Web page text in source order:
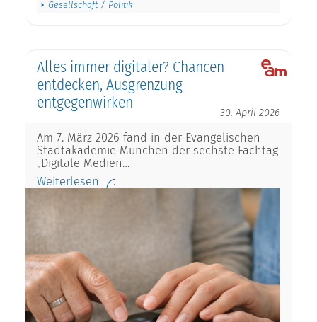
Alles immer digitaler? Chancen
entdecken, Ausgrenzung
entgegenwirken
30. April 2026
Am 7. März 2026 fand in der Evangelischen
Stadtakademie München der sechste Fachtag
„Digitale Medien…
Weiterlesen